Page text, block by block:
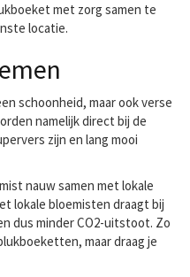
met zorg samen te
locatie.
schoonheid, maar ook verse
namelijk direct bij de
zijn en lang mooi
nauw samen met lokale
lokale bloemisten draagt bij
dus minder CO2-uitstoot. Zo
maar draag je